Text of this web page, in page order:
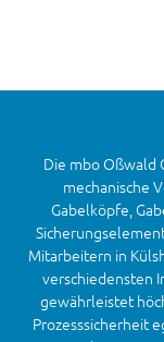
Die mbo Oßwald
mechanische
Gabelköpfe,
Mitarbeitern in
verschiedensten
gewährleistet
Prozesssicherheit